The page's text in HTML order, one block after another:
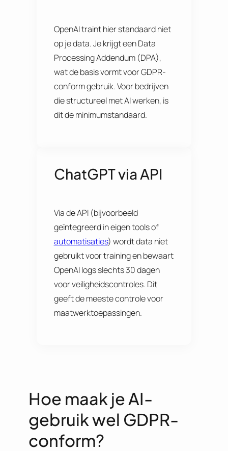
OpenAI traint hier standaard niet
op je data. Je krijgt een Data
Processing Addendum (DPA),
wat de basis vormt voor GDPR-
conform gebruik. Voor bedrijven
die structureel met AI werken, is
dit de minimumstandaard.
ChatGPT via API
Via de API (bijvoorbeeld
geïntegreerd in eigen tools of
automatisaties) wordt data niet
gebruikt voor training en bewaart
OpenAI logs slechts 30 dagen
voor veiligheidscontroles. Dit
geeft de meeste controle voor
maatwerktoepassingen.
Hoe maak je AI-
gebruik wel GDPR-
conform?